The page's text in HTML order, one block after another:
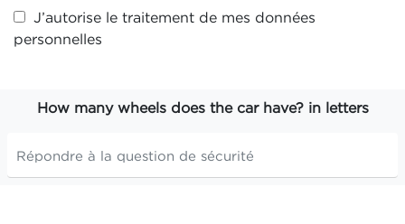
J’autorise le traitement de mes données
personnelles
How many wheels does the car have? in letters